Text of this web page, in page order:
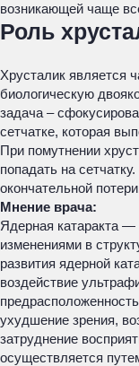
возникающей чаще
Роль
Хрусталик является
биологическую
задача –
сетчатке, которая
При помутнении
попадать на
окончательной
Мнение врача:
Ядерная катаракта —
изменениями в
развития ядерной
воздействие
ухудшение зрения,
затруднение
осуществляется